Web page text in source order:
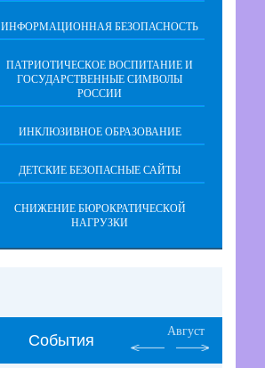
ИНФОРМАЦИОННАЯ БЕЗОПАСНОСТЬ
ПАТРИОТИЧЕСКОЕ ВОСПИТАНИЕ И
ГОСУДАРСТВЕННЫЕ СИМВОЛЫ
РОССИИ
ИНКЛЮЗИВНОЕ ОБРАЗОВАНИЕ
ДЕТСКИЕ БЕЗОПАСНЫЕ САЙТЫ
СНИЖЕНИЕ БЮРОКРАТИЧЕСКОЙ
НАГРУЗКИ
События
Август